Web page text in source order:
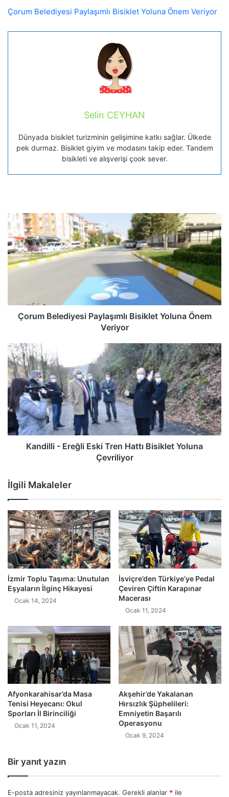
Çorum Belediyesi Paylaşımlı Bisiklet Yoluna Önem Veriyor
Selin CEYHAN
Dünyada bisiklet turizminin gelişimine katkı sağlar. Ülkede
pek durmaz. Bisiklet giyim ve modasını takip eder. Tandem
bisikleti ve alışverişi çook sever.
Çorum Belediyesi Paylaşımlı Bisiklet Yoluna Önem
Veriyor
Kandilli - Ereğli Eski Tren Hattı Bisiklet Yoluna
Çevriliyor
İlgili Makaleler
İzmir Toplu Taşıma: Unutulan
Eşyaların İlginç Hikayesi
Ocak 14, 2024
İsviçre’den Türkiye’ye Pedal
Çeviren Çiftin Karapınar
Macerası
Ocak 11, 2024
Afyonkarahisar’da Masa
Tenisi Heyecanı: Okul
Sporları İl Birinciliği
Ocak 11, 2024
Akşehir’de Yakalanan
Hırsızlık Şüphelileri:
Emniyetin Başarılı
Operasyonu
Ocak 9, 2024
Bir yanıt yazın
E-posta adresiniz yayınlanmayacak. Gerekli alanlar * ile